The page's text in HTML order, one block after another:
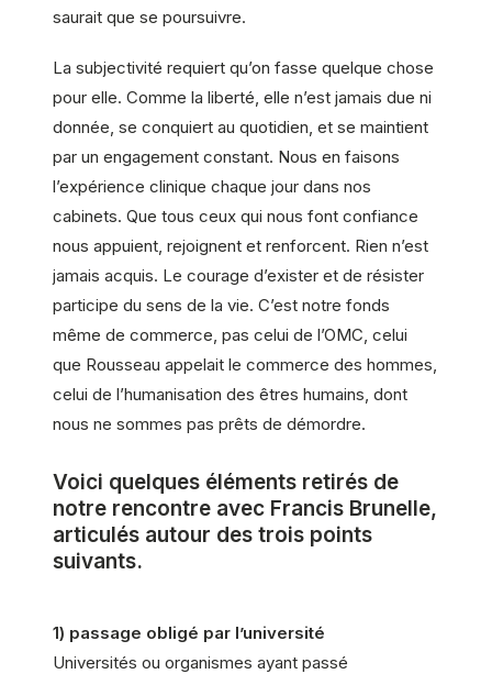
saurait que se poursuivre.
La subjectivité requiert qu’on fasse quelque chose
pour elle. Comme la liberté, elle n’est jamais due ni
donnée, se conquiert au quotidien, et se maintient
par un engagement constant. Nous en faisons
l’expérience clinique chaque jour dans nos
cabinets. Que tous ceux qui nous font confiance
nous appuient, rejoignent et renforcent. Rien n’est
jamais acquis. Le courage d’exister et de résister
participe du sens de la vie. C’est notre fonds
même de commerce, pas celui de l’OMC, celui
que Rousseau appelait le commerce des hommes,
celui de l’humanisation des êtres humains, dont
nous ne sommes pas prêts de démordre.
Voici quelques éléments retirés de
notre rencontre avec Francis Brunelle,
articulés autour des trois points
suivants.
1) passage obligé par l’université
Universités ou organismes ayant passé